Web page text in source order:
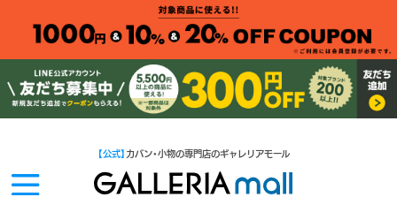
【公式】 カバン・小物の専門店のギャレリアモール